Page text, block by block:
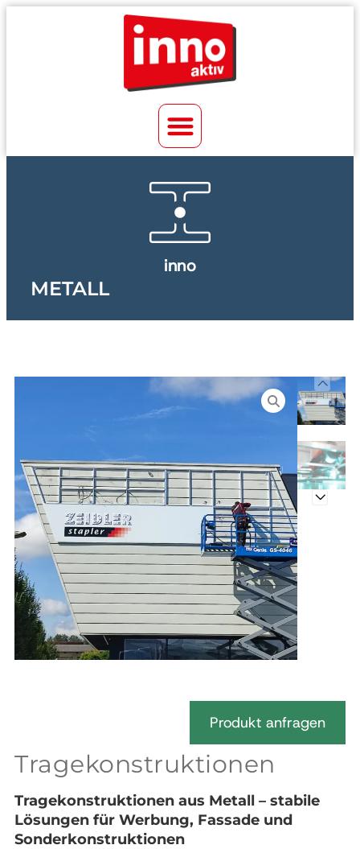
inno
METALL
Produkt anfragen
Tragekonstruktionen
Tragekonstruktionen aus Metall – stabile
Lösungen für Werbung, Fassade und
Sonderkonstruktionen